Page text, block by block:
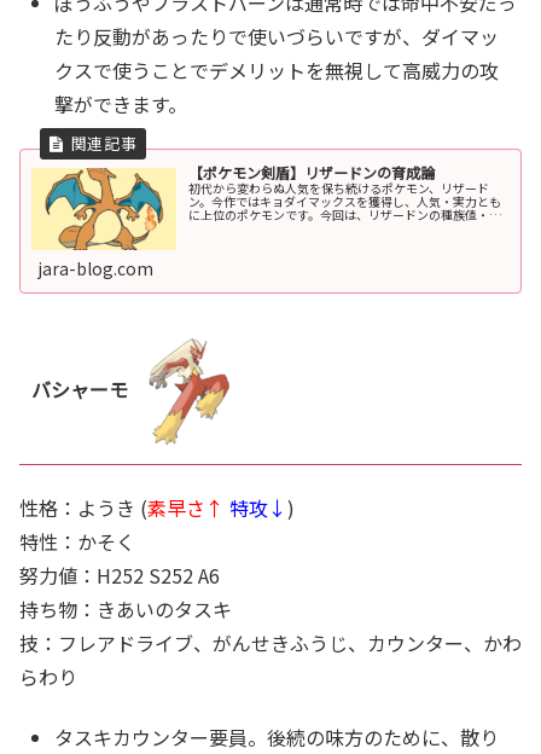
たり反動があったりで使いづらいですが、ダイマッ
クスで使うことでデメリットを無視して高威力の攻
撃ができます。
【ポケモン剣盾】リザードンの育成論
初代から変わらぬ人気を保ち続けるポケモン、リザード
ン。今作ではキョダイマックスを獲得し、人気・実力とも
に上位のポケモンです。今回は、リザードンの種族値・特
jara-blog.com
バシャーモ
性格：ようき (素早さ↑ 特攻↓ )
特性：かそく
努力値：H252 S252 A6
持ち物：きあいのタスキ
技：フレアドライブ、がんせきふうじ、カウンター、かわ
らわり
タスキカウンター要員。後続の味方のために、散り